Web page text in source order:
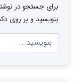
برای جستجو در
بنویسید و بر روی